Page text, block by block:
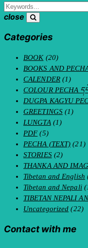
close
Categories
BOOK(20)
BOOKS AND
CALENDER(1)
COLOUR PECHA
DUGPA KAGYU
GREETINGS(1)
LUNGTA (1)
PDF(5)
PECHA (TEXT) (21)
STORIES(2)
THANKA AND
Tibetan and English
Tibetan and Nepali
TIBETAN NEPALI
Uncategorized (22)
Contact with me